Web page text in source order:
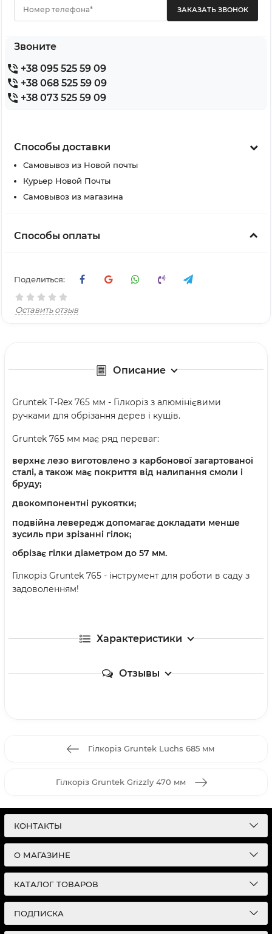
Номер телефона*
Звоните
+38 095 525 59 09
+38 068 525 59 09
+38 073 525 59 09
Способы доставки
Самовывоз из Новой почты
Курьер Новой Почты
Самовывоз из магазина
Способы оплаты
Поделиться:
Оставить отзыв
Описание
Gruntek T-Rex 765 мм - Гілкоріз з алюмінієвими
ручками для обрізання дерев і кущів.
Gruntek 765 мм має ряд переваг:
верхнє лезо виготовлено з карбонової загартованої
сталі, а також має покриття від налипання смоли і
бруду;
двокомпонентні рукоятки;
подвійна левередж допомагає докладати менше
зусиль при зрізанні гілок;
обрізає гілки діаметром до 57 мм.
Гілкоріз Gruntek 765 - інструмент для роботи в саду з
задоволенням!
Характеристики
Отзывы
Гілкоріз Gruntek Luchs 685 мм
Гілкоріз Gruntek Grizzly 470 мм
КОНТАКТЫ
О МАГАЗИНЕ
КАТАЛОГ ТОВАРОВ
ПОДПИСКА